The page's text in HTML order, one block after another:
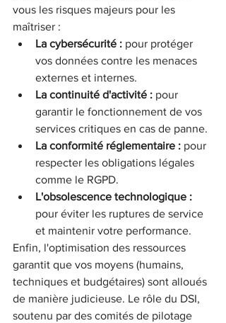
vous les risques majeurs pour les
maîtriser :
La cybersécurité : pour protéger
vos données contre les menaces
externes et internes.
La continuité d'activité : pour
garantir le fonctionnement de vos
services critiques en cas de panne.
La conformité réglementaire : pour
respecter les obligations légales
comme le RGPD.
L'obsolescence technologique :
pour éviter les ruptures de service
et maintenir votre performance.
Enfin, l'optimisation des ressources
garantit que vos moyens (humains,
techniques et budgétaires) sont alloués
de manière judicieuse. Le rôle du DSI,
soutenu par des comités de pilotage